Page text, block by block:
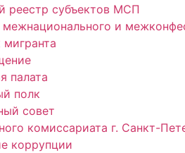
реестр субъектов МСП
межнационального и
мигранта
палата
полк
совет
комиссариата г. Санкт-
коррупции